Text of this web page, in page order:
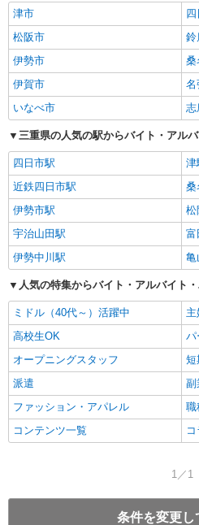
津市
松阪市
鈴
伊勢市
桑
伊賀市
名
いなべ市
志
三重県の人気の駅からバイト・アル
四日市駅
津
近鉄四日市駅
桑
伊勢市駅
松
宇治山田駅
富
伊勢中川駅
亀
人気の特集からバイト・アルバイト
ミドル（40代～）活躍中
高校生OK
パ
オープニングスタッフ
短
派遣
副
ファッション・アパレル
職
コンテンツ一覧
1／1
条件を変更し